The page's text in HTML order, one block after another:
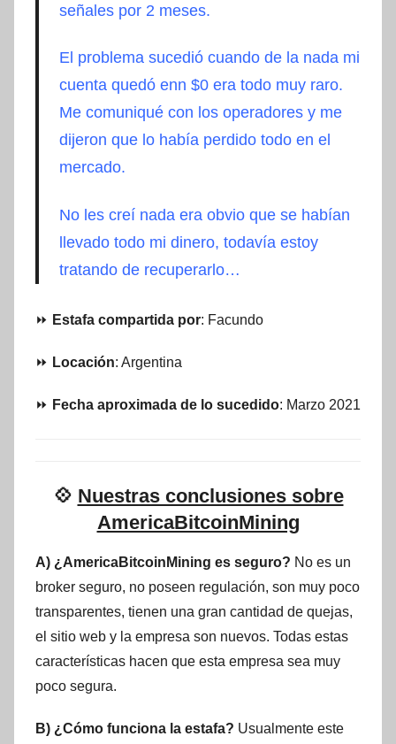
señales por 2 meses.
El problema sucedió cuando de la nada mi
cuenta quedó enn $0 era todo muy raro.
Me comuniqué con los operadores y me
dijeron que lo había perdido todo en el
mercado.
No les creí nada era obvio que se habían
llevado todo mi dinero, todavía estoy
tratando de recuperarlo…
⏩ Estafa compartida por: Facundo
⏩ Locación: Argentina
⏩ Fecha aproximada de lo sucedido: Marzo 2021
💠 Nuestras conclusiones sobre
AmericaBitcoinMining
A) ¿AmericaBitcoinMining es seguro? No es un
broker seguro, no poseen regulación, son muy poco
transparentes, tienen una gran cantidad de quejas,
el sitio web y la empresa son nuevos. Todas estas
características hacen que esta empresa sea muy
poco segura.
B) ¿Cómo funciona la estafa? Usualmente este